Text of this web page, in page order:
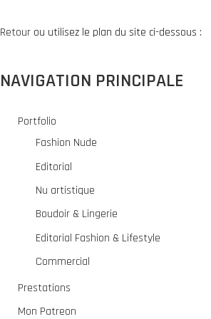
Retour ou utilisez le plan du site ci-dessous :
NAVIGATION PRINCIPALE
Portfolio
Fashion Nude
Editorial
Nu artistique
Boudoir & Lingerie
Editorial Fashion & Lifestyle
Commercial
Prestations
Mon Patreon